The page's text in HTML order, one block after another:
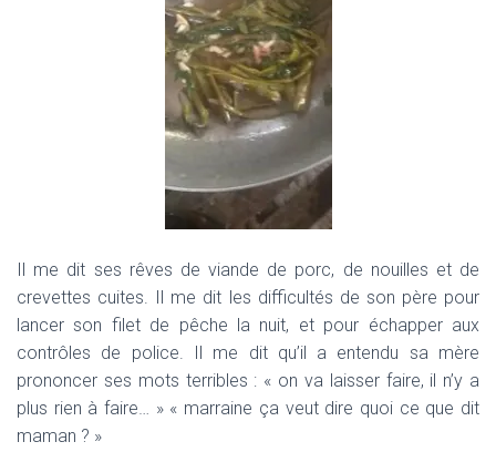
Il me dit ses rêves de viande de porc, de nouilles et de
crevettes cuites. Il me dit les difficultés de son père pour
lancer son filet de pêche la nuit, et pour échapper aux
contrôles de police. Il me dit qu’il a entendu sa mère
prononcer ses mots terribles : « on va laisser faire, il n’y a
plus rien à faire… » « marraine ça veut dire quoi ce que dit
maman ? »